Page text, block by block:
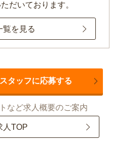
だいております。
覧を見る
タッフに応募する
など求人概要のご案内
人TOP